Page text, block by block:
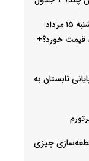
قیمت خودرو‌های سایپا امروز پنجشنبه ۱۵ مرداد
قیمت خورد؟+
تابستان به
چیزی